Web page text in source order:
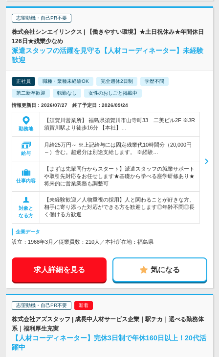
志望動機・自己PR不要
株式会社シンエイリンクス | 【働きやすい環境】★土日祝休み★年間休日
126日★残業少なめ
派遣スタッフの活躍を見守る【人材コーディネーター】未経験
歓迎
正社員 職種・業種未経験OK 完全週休2日制 学歴不問
第二新卒歓迎 転勤なし 女性のおしごと掲載中
情報更新日：2026/07/27 終了予定日：2026/09/24
勤務地
【須賀川営業所】 福島県須賀川市山寺町33 二美ビル2F ※JR
須賀川駅より徒歩16分 【本社】…
給与
月給25万円～ ※上記給与には固定残業代10時間分（20,000円
～）含む。超過分は別途支給します。 ※経験…
仕事内容
【まずは先輩同行からスタート】派遣スタッフの就業サポート
や取引先対応をお任せします★基礎から学べる座学研修あり★
将来的に営業業務も調整可
対象と
なる方
【未経験歓迎／人物重視の採用】人と関わることが好きな方、
相手に寄り添った対応ができる方を歓迎します◎年齢不問◎長
く働ける方歓迎
企業データ
設立：1968年3月／従業員数：210人／本社所在地：福島県
求人詳細を見る 気になる
志望動機・自己PR不要
株式会社アズスタッフ | 成長中人材サービス企業｜駅チカ｜選べる勤務体
系｜福利厚生充実
【人材コーディネーター】完休3日制で年休160日以上！20代活
躍中